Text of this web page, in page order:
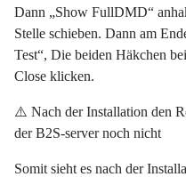
Dann „Show FullDMD“
Stelle schieben. Dann am
Test“, Die beiden Häkchen
Close klicken.
⚠️ Nach der Installation den
der B2S-server noch nicht
Somit sieht es nach der